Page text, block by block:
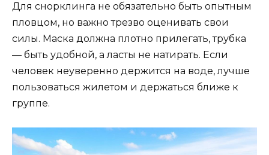
Для снорклинга не обязательно быть опытным
пловцом, но важно трезво оценивать свои
силы. Маска должна плотно прилегать, трубка
— быть удобной, а ласты не натирать. Если
человек неуверенно держится на воде, лучше
пользоваться жилетом и держаться ближе к
группе.